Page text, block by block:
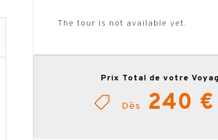
The tour is not available yet.
Prix Total de votre
Dès 240 €